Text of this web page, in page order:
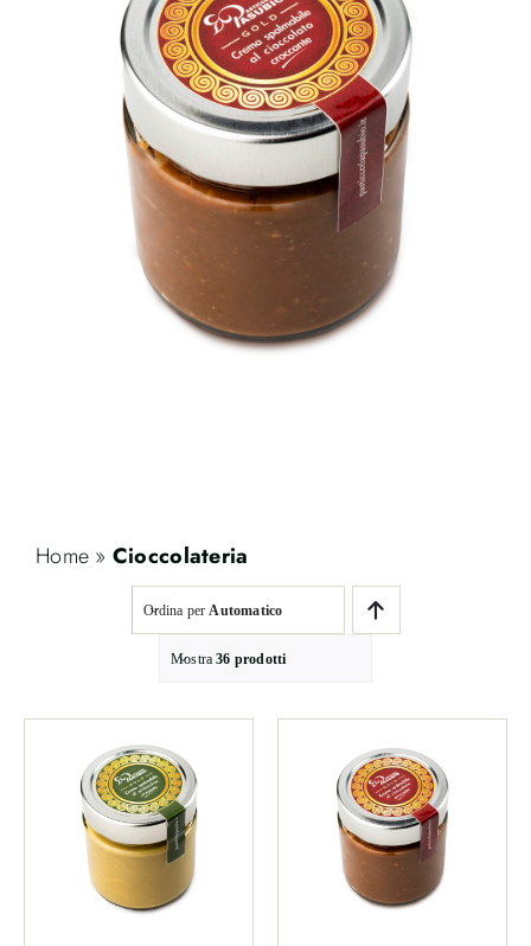
Home » Cioccolateria
Ordina per Automatico
Mostra36 prodotti